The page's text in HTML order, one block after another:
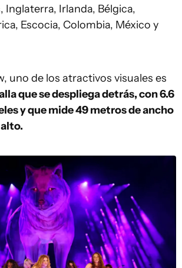
Inglaterra, Irlanda, Bélgica,
Escocia, Colombia, México y
uno de los atractivos visuales es
que se despliega detrás, con 6.6
y que mide 49 metros de ancho